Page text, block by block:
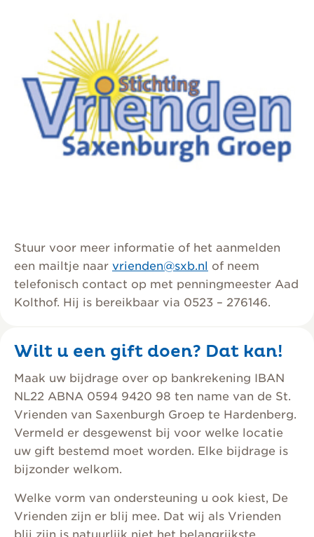
Stuur voor meer informatie of het aanmelden
een mailtje naar vrienden@sxb.nl
of neem
telefonisch contact op met penningmeester Aad
Kolthof. Hij is bereikbaar via 0523 – 276146.
Wilt u een gift doen? Dat kan!
Maak uw bijdrage over op bankrekening IBAN
NL22 ABNA 0594 9420 98 ten name van de St.
Vrienden van Saxenburgh Groep te Hardenberg.
Vermeld er desgewenst bij voor welke locatie
uw gift bestemd moet worden. Elke bijdrage is
bijzonder welkom.
Welke vorm van ondersteuning u ook kiest, De
Vrienden zijn er blij mee. Dat wij als Vrienden